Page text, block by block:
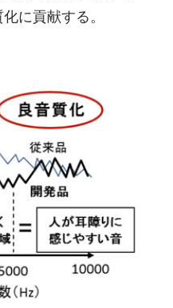
に貢献する。